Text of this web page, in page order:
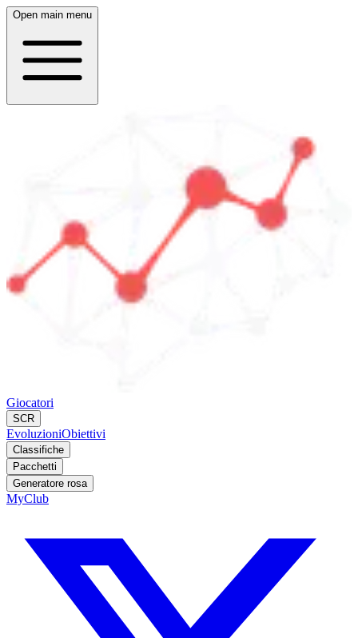
Open main menu
Giocatori
SCR
EvoluzioniObiettivi
Classifiche
Pacchetti
Generatore rosa
MyClub